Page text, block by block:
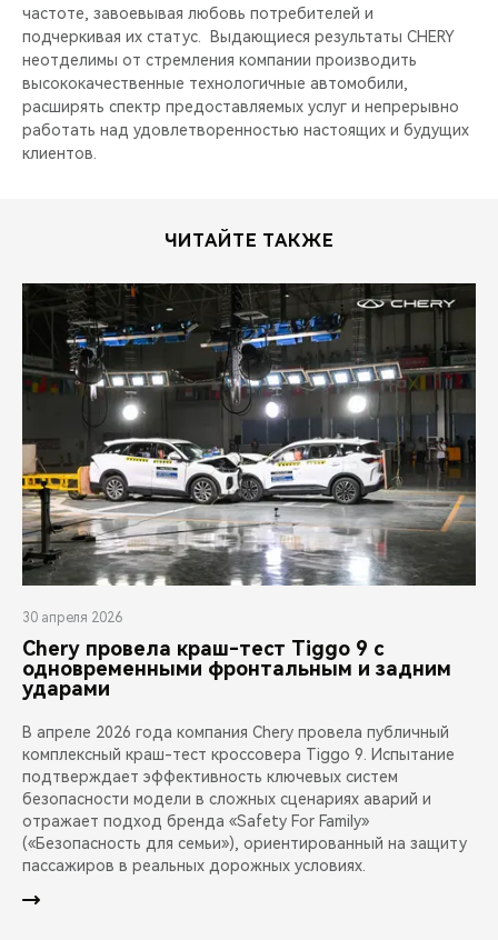
частоте, завоевывая любовь потребителей и
подчеркивая их статус. Выдающиеся результаты CHERY
неотделимы от стремления компании производить
высококачественные технологичные автомобили,
расширять спектр предоставляемых услуг и непрерывно
работать над удовлетворенностью настоящих и будущих
клиентов.
ЧИТАЙТЕ ТАКЖЕ
30 апреля 2026
Chery провела краш-тест Tiggo 9 с
одновременными фронтальным и задним
ударами
В апреле 2026 года компания Chery провела публичный
комплексный краш-тест кроссовера Tiggo 9. Испытание
подтверждает эффективность ключевых систем
безопасности модели в сложных сценариях аварий и
отражает подход бренда «Safety For Family»
(«Безопасность для семьи»), ориентированный на защиту
пассажиров в реальных дорожных условиях.